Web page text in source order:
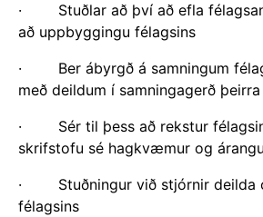
· Stuðlar að því að efla
að uppbyggingu félagsins
· Ber ábyrgð á samningum
með deildum í samningagerð þeirra
· Sér til þess að rekstur
skrifstofu sé hagkvæmur og
· Stuðningur við stjórnir deilda
félagsins